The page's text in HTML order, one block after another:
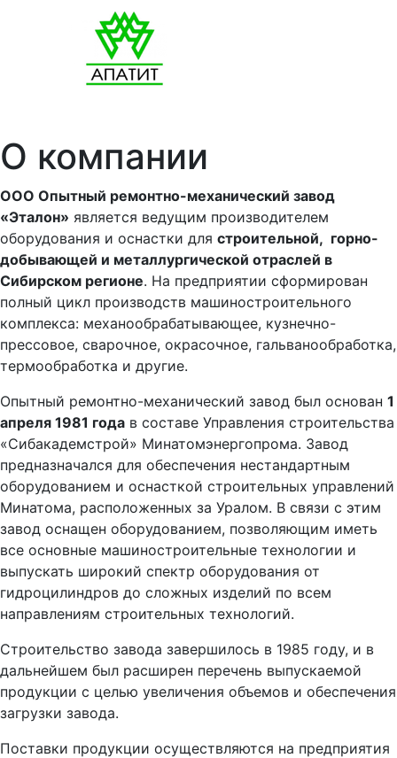
О компании
ООО Опытный ремонтно-механический завод
«Эталон» является ведущим производителем
оборудования и оснастки для строительной, горно-
добывающей и металлургической отраслей в
Сибирском регионе. На предприятии сформирован
полный цикл производств машиностроительного
комплекса: механообрабатывающее, кузнечно-
прессовое, сварочное, окрасочное, гальванообработка,
термообработка и другие.
Опытный ремонтно-механический завод был основан 1
апреля 1981 года в составе Управления строительства
«Сибакадемстрой» Минатомэнергопрома. Завод
предназначался для обеспечения нестандартным
оборудованием и оснасткой строительных управлений
Минатома, расположенных за Уралом. В связи с этим
завод оснащен оборудованием, позволяющим иметь
все основные машиностроительные технологии и
выпускать широкий спектр оборудования от
гидроцилиндров до сложных изделий по всем
направлениям строительных технологий.
Строительство завода завершилось в 1985 году, и в
дальнейшем был расширен перечень выпускаемой
продукции с целью увеличения объемов и обеспечения
загрузки завода.
Поставки продукции осуществляются на предприятия